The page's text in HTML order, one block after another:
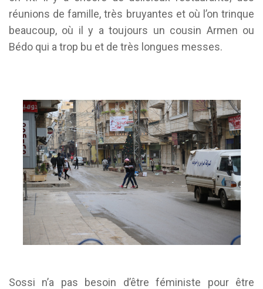
réunions de famille, très bruyantes et où l’on trinque
beaucoup, où il y a toujours un cousin Armen ou
Bédo qui a trop bu et de très longues messes.
Sossi n’a pas besoin d’être féministe pour être